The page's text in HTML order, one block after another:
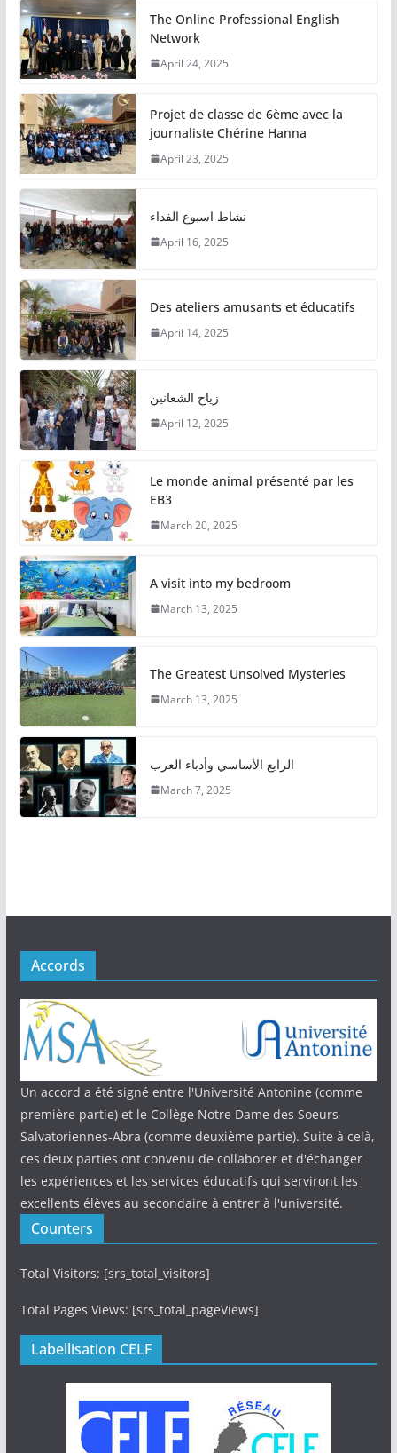
The Online Professional English
Network
April 24, 2025
Projet de classe de 6ème avec la
journaliste Chérine Hanna
April 23, 2025
نشاط اسبوع الفداء
April 16, 2025
Des ateliers amusants et éducatifs
April 14, 2025
زياح الشعانين
April 12, 2025
Le monde animal présenté par les
EB3
March 20, 2025
A visit into my bedroom
March 13, 2025
The Greatest Unsolved Mysteries
March 13, 2025
الرابع الأساسي وأدباء العرب
March 7, 2025
Accords
Un accord a été signé entre l'Université Antonine (comme
première partie) et le Collège Notre Dame des Soeurs
Salvatoriennes-Abra (comme deuxième partie). Suite à celà,
ces deux parties ont convenu de collaborer et d'échanger
les expériences et les services éducatifs qui serviront les
excellents élèves au secondaire à entrer à l'université.
Counters
Total Visitors: [srs_total_visitors]
Total Pages Views: [srs_total_pageViews]
Labellisation CELF